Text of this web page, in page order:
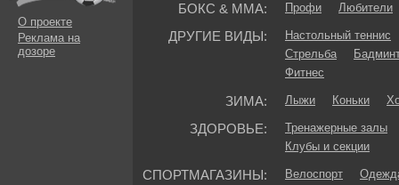
О проекте
Реклама на
дозоре
БОКС & ММА: Профи Любители
ДРУГИЕ ВИДЫ:
Настольный теннис
Стрельба
Фитнес
ЗИМА: Лыжи Коньки
ЗДОРОВЬЕ:
Тренажерные залы
Клубы и секции
СПОРТМАГАЗИНЫ: Велоспорт